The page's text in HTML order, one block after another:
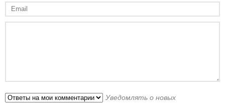
Уведомлять о новых